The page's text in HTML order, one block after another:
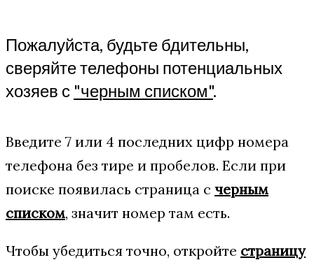
Пожалуйста, будьте бдительны,
сверяйте телефоны потенциальных
хозяев с "черным списком".
Введите 7 или 4 последних цифр номера
телефона без тире и пробелов. Если при
поиске появилась страница с черным
списком, значит номер там есть.
Чтобы убедиться точно, откройте страницу